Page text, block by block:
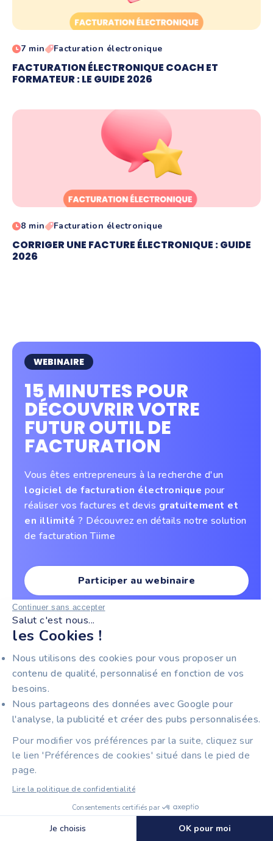
Continuer sans accepter
Salut c'est nous...
les Cookies !
Nous utilisons des cookies pour vous proposer un
contenu de qualité, personnalisé en fonction de vos
besoins.
Nous partageons des données avec Google pour
l'analyse, la publicité et créer des pubs personnalisées.
Pour modifier vos préférences par la suite, cliquez sur
le lien 'Préférences de cookies' situé dans le pied de
page.
Lire la politique de confidentialité
Consentements certifiés par
Je choisis OK pour moi
🍪 Cookies
7 min Facturation électronique
FACTURATION ÉLECTRONIQUE COACH ET
FORMATEUR : LE GUIDE 2026
8 min Facturation électronique
CORRIGER UNE FACTURE ÉLECTRONIQUE : GUIDE
2026
WEBINAIRE
15 MINUTES POUR
DÉCOUVRIR VOTRE
FUTUR OUTIL DE
FACTURATION
Vous êtes entrepreneurs à la recherche d'un
logiciel de facturation électronique pour
réaliser vos factures et devis gratuitement et
en illimité ? Découvrez en détails notre solution
de facturation Tiime
Participer au webinaire